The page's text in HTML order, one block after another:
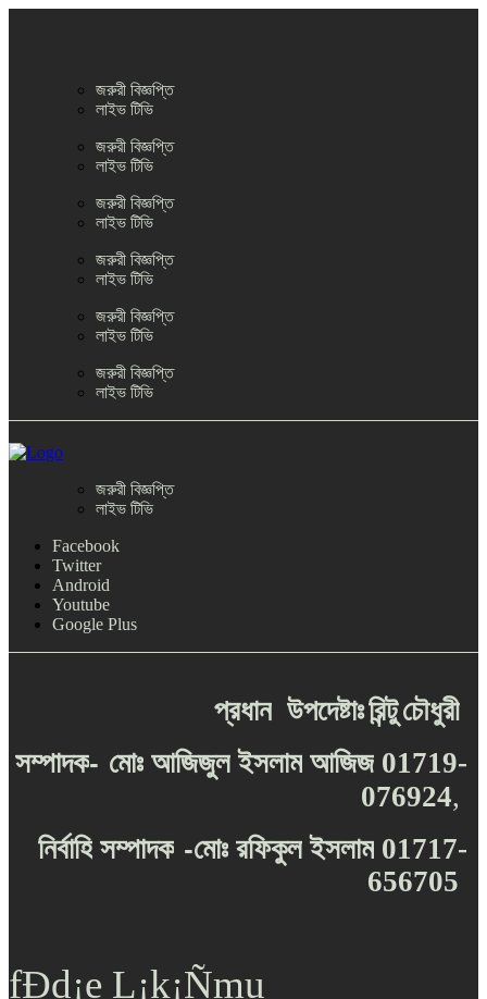
জরুরী বিজ্ঞপ্তি
লাইভ টিভি
জরুরী বিজ্ঞপ্তি
লাইভ টিভি
জরুরী বিজ্ঞপ্তি
লাইভ টিভি
জরুরী বিজ্ঞপ্তি
লাইভ টিভি
জরুরী বিজ্ঞপ্তি
লাইভ টিভি
জরুরী বিজ্ঞপ্তি
লাইভ টিভি
জরুরী বিজ্ঞপ্তি
লাইভ টিভি
Facebook
Twitter
Android
Youtube
Google Plus
প্রধান উপদেষ্টাঃরিন্টুচৌধুরী
সম্পাদক- মোঃ আজিজুল ইসলাম আজিজ 01719-
076924,
নির্বাহি সম্পাদক -মোঃ রফিকুল ইসলাম 01717-
656705
fÐd¡e L¡k¡Ñmu